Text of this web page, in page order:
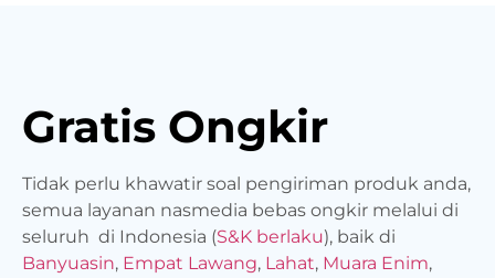
Gratis Ongkir
Tidak perlu khawatir soal pengiriman produk anda,
semua layanan nasmedia bebas ongkir melalui di
seluruh di Indonesia (S&K berlaku), baik di
Banyuasin, Empat Lawang, Lahat, Muara Enim,